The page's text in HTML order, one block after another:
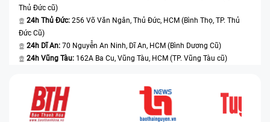
Thủ Đức cũ)
24h Thủ Đức: 256 Võ Văn Ngân, Thủ Đức, HCM (Bình Thọ, TP. Thủ
Đức Cũ)
24h Dĩ An: 70 Nguyễn An Ninh, Dĩ An, HCM (Bình Dương Cũ)
24h Vũng Tàu: 162A Ba Cu, Vũng Tàu, HCM (TP. Vũng Tàu cũ)